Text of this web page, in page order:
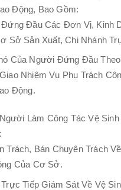
Động, Bao Gồm:
Đầu Các Đơn Vị, Kinh
Sở Sản Xuất, Chi Nhánh
Của Người Đứng Đầu
Nhiệm Vụ Phụ Trách
Động.
Làm Công Tác Vệ Sinh
Trách, Bán Chuyên Trách
Của Cơ Sở.
Tiếp Giám Sát Về Vệ